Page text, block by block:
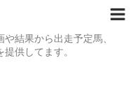
結果から出走予定馬、
供してます。